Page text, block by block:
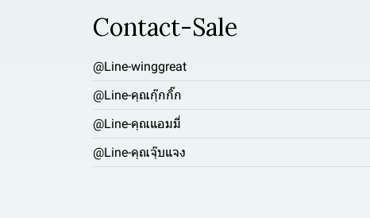
Contact-Sale
@Line-winggreat
@Line-คุณกุ๊กกิ๊ก
@Line-คุณแอมมี่
@Line-คุณจุ๊บแจง